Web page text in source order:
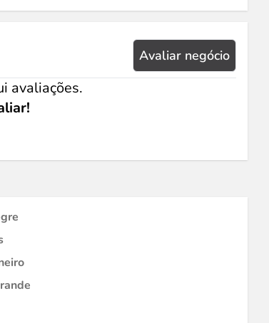
Avaliar negócio
avaliações.